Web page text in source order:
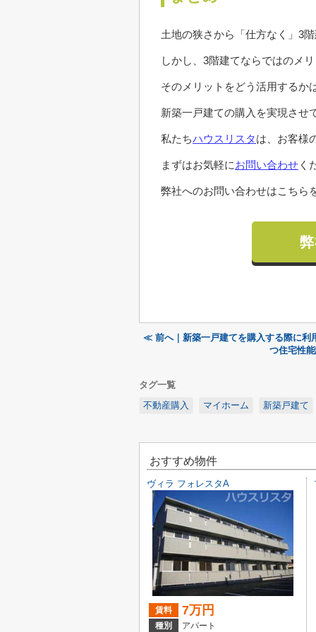
土地の狭さから「仕方なく」3
しかし、3階建てならではのメ
そのメリットをどう活用するか
新築一戸建ての購入を実現させ
私たちハウスリスタは、お客様
まずはお気軽にお問い合わせ く
弊社へのお問い合わせはこちら
≪ 前へ｜新築一戸建てを購入する際に利
つ住宅性
タグ一覧
不動産購入
マイホーム 新築戸建て
おすすめ物件
ヴィラ フォレスタA
賃料 7万円
種別 アパート